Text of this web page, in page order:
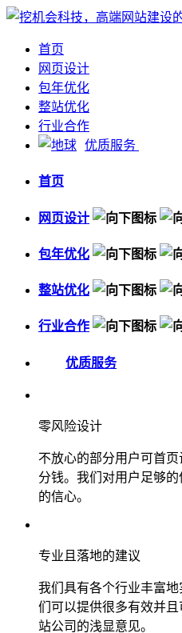
首页
网页设计
包年优化
整站优化
行业合作
优质服务
首页
网页设计
包年优化
整站优化
行业合作
优质服务
零风险设计
不放心的部分用户可首
分钱。我们对用户足够
的信心。
专业且落地的建议
我们具有各个行业丰富
们可以提供很多有效并
站公司的浅显意见。